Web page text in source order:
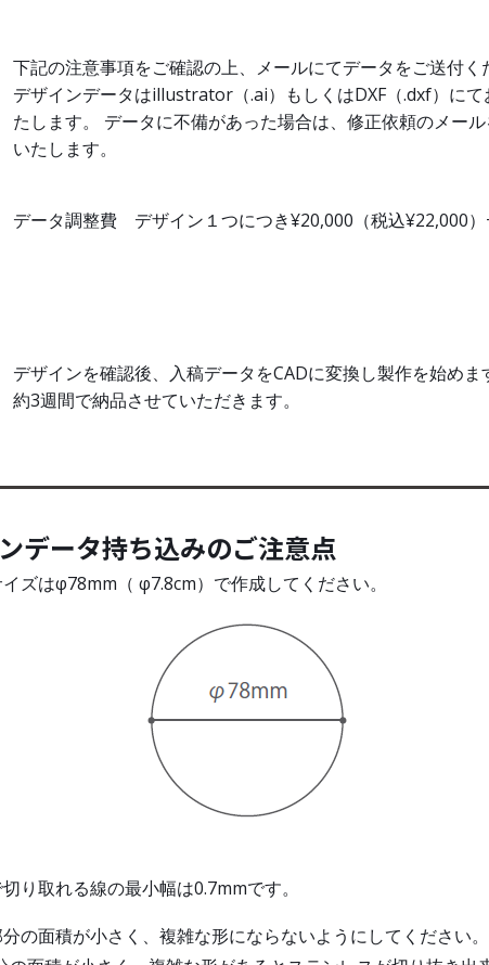
下記の注意事項をご確認の上、メールにてデータをご送付く
デザインデータはillustrator（.ai）もしくはDXF（.dxf）にて
たします。 データに不備があった場合は、修正依頼のメー
いたします。
データ調整費 デザイン１つにつき¥20,000（税込¥22,000
デザインを確認後、入稿データをCADに変換し製作を始めま
約3週間で納品させていただきます。
データ持ち込みのご注意点
ズはφ78mm（ φ7.8cm）で作成してください。
り取れる線の最小幅は0.7mmです。
の面積が小さく、複雑な形にならないようにしてください。